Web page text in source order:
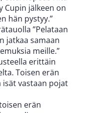
Cupin jälkeen on
hän pystyy.”
”Pelataan
jatkaa samaan
meille.”
erittäin
Toisen erän
vastaan pojat
erän